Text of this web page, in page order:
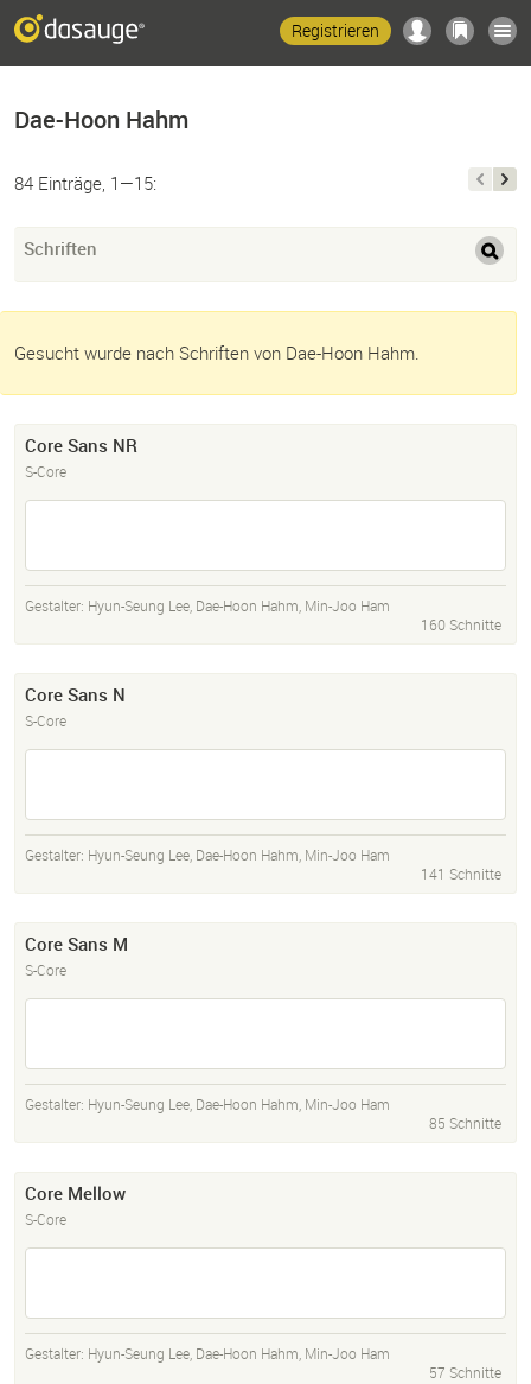
Registrieren
Dae-Hoon Hahm
84 Einträge, 1—15:
Schriften
Gesucht wurde nach Schriften von Dae-Hoon Hahm.
Core Sans NR
S-Core
Gestalter: Hyun-Seung Lee, Dae-Hoon Hahm, Min-Joo Ham
160 Schnitte
Core Sans N
S-Core
Gestalter: Hyun-Seung Lee, Dae-Hoon Hahm, Min-Joo Ham
141 Schnitte
Core Sans M
S-Core
Gestalter: Hyun-Seung Lee, Dae-Hoon Hahm, Min-Joo Ham
85 Schnitte
Core Mellow
S-Core
Gestalter: Hyun-Seung Lee, Dae-Hoon Hahm, Min-Joo Ham
57 Schnitte